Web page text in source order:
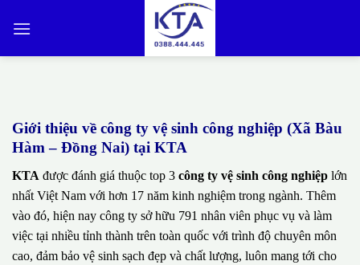
qua
Giới thiệu về công ty vệ sinh công nghiệp (Xã Bàu
Hàm – Đồng Nai) tại KTA
KTA được đánh giá thuộc top 3 công ty vệ sinh công nghiệp lớn
nhất Việt Nam với hơn 17 năm kinh nghiệm trong ngành. Thêm
vào đó, hiện nay công ty sở hữu 791 nhân viên phục vụ và làm
việc tại nhiều tỉnh thành trên toàn quốc với trình độ chuyên môn
cao, đảm bảo vệ sinh sạch đẹp và chất lượng, luôn mang tới cho